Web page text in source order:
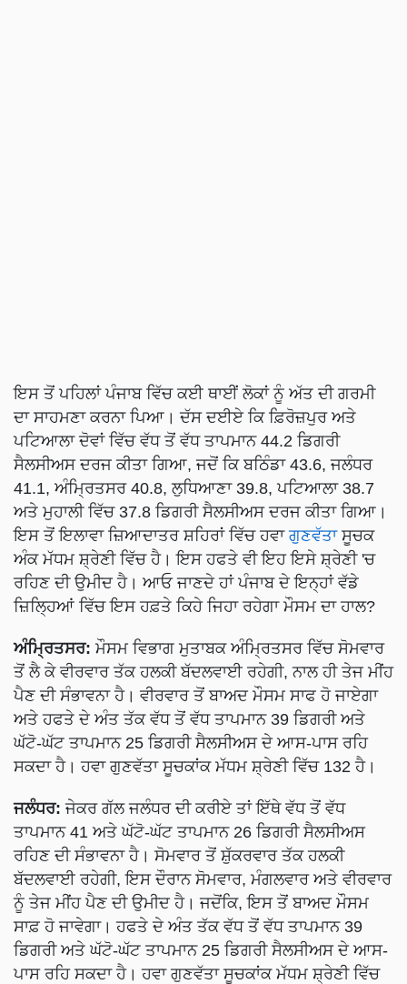
ਇਸ ਤੋਂ ਪਹਿਲਾਂ ਪੰਜਾਬ ਵਿੱਚ ਕਈ ਥਾਈਂ ਲੋਕਾਂ ਨੂੰ ਅੱਤ ਦੀ ਗਰਮੀ
ਦਾ ਸਾਹਮਣਾ ਕਰਨਾ ਪਿਆ। ਦੱਸ ਦਈਏ ਕਿ ਫ਼ਿਰੋਜ਼ਪੁਰ ਅਤੇ
ਪਟਿਆਲਾ ਦੋਵਾਂ ਵਿੱਚ ਵੱਧ ਤੋਂ ਵੱਧ ਤਾਪਮਾਨ 44.2 ਡਿਗਰੀ
ਸੈਲਸੀਅਸ ਦਰਜ ਕੀਤਾ ਗਿਆ, ਜਦੋਂ ਕਿ ਬਠਿੰਡਾ 43.6, ਜਲੰਧਰ
41.1, ਅੰਮ੍ਰਿਤਸਰ 40.8, ਲੁਧਿਆਣਾ 39.8, ਪਟਿਆਲਾ 38.7
ਅਤੇ ਮੁਹਾਲੀ ਵਿੱਚ 37.8 ਡਿਗਰੀ ਸੈਲਸੀਅਸ ਦਰਜ ਕੀਤਾ ਗਿਆ।
ਇਸ ਤੋਂ ਇਲਾਵਾ ਜ਼ਿਆਦਾਤਰ ਸ਼ਹਿਰਾਂ ਵਿੱਚ ਹਵਾ ਗੁਣਵੱਤਾਸੂਚਕ
ਅੰਕ ਮੱਧਮ ਸ਼੍ਰੇਣੀ ਵਿੱਚ ਹੈ। ਇਸ ਹਫਤੇ ਵੀ ਇਹ ਇਸੇ ਸ਼੍ਰੇਣੀ 'ਚ
ਰਹਿਣ ਦੀ ਉਮੀਦ ਹੈ। ਆਓ ਜਾਣਦੇ ਹਾਂ ਪੰਜਾਬ ਦੇ ਇਨ੍ਹਾਂ ਵੱਡੇ
ਜ਼ਿਲ੍ਹਿਆਂ ਵਿੱਚ ਇਸ ਹਫ਼ਤੇ ਕਿਹੇ ਜਿਹਾ ਰਹੇਗਾ ਮੌਸਮ ਦਾ ਹਾਲ?
ਅੰਮ੍ਰਿਤਸਰ: ਮੌਸਮ ਵਿਭਾਗ ਮੁਤਾਬਕ ਅੰਮ੍ਰਿਤਸਰ ਵਿੱਚ ਸੋਮਵਾਰ
ਤੋਂ ਲੈ ਕੇ ਵੀਰਵਾਰ ਤੱਕ ਹਲਕੀ ਬੱਦਲਵਾਈ ਰਹੇਗੀ, ਨਾਲ ਹੀ ਤੇਜ ਮੀਂਹ
ਪੈਣ ਦੀ ਸੰਭਾਵਨਾ ਹੈ। ਵੀਰਵਾਰ ਤੋਂ ਬਾਅਦ ਮੌਸਮ ਸਾਫ ਹੋ ਜਾਏਗਾ
ਅਤੇ ਹਫਤੇ ਦੇ ਅੰਤ ਤੱਕ ਵੱਧ ਤੋਂ ਵੱਧ ਤਾਪਮਾਨ 39 ਡਿਗਰੀ ਅਤੇ
ਘੱਟੋ-ਘੱਟ ਤਾਪਮਾਨ 25 ਡਿਗਰੀ ਸੈਲਸੀਅਸ ਦੇ ਆਸ-ਪਾਸ ਰਹਿ
ਸਕਦਾ ਹੈ। ਹਵਾ ਗੁਣਵੱਤਾ ਸੂਚਕਾਂਕ ਮੱਧਮ ਸ਼੍ਰੇਣੀ ਵਿੱਚ 132 ਹੈ।
ਜਲੰਧਰ: ਜੇਕਰ ਗੱਲ ਜਲੰਧਰ ਦੀ ਕਰੀਏ ਤਾਂ ਇੱਥੇ ਵੱਧ ਤੋਂ ਵੱਧ
ਤਾਪਮਾਨ 41 ਅਤੇ ਘੱਟੋ-ਘੱਟ ਤਾਪਮਾਨ 26 ਡਿਗਰੀ ਸੈਲਸੀਅਸ
ਰਹਿਣ ਦੀ ਸੰਭਾਵਨਾ ਹੈ। ਸੋਮਵਾਰ ਤੋਂ ਸ਼ੁੱਕਰਵਾਰ ਤੱਕ ਹਲਕੀ
ਬੱਦਲਵਾਈ ਰਹੇਗੀ, ਇਸ ਦੌਰਾਨ ਸੋਮਵਾਰ, ਮੰਗਲਵਾਰ ਅਤੇ ਵੀਰਵਾਰ
ਨੂੰ ਤੇਜ ਮੀਂਹ ਪੈਣ ਦੀ ਉਮੀਦ ਹੈ। ਜਦੋਂਕਿ, ਇਸ ਤੋਂ ਬਾਅਦ ਮੌਸਮ
ਸਾਫ਼ ਹੋ ਜਾਵੇਗਾ। ਹਫਤੇ ਦੇ ਅੰਤ ਤੱਕ ਵੱਧ ਤੋਂ ਵੱਧ ਤਾਪਮਾਨ 39
ਡਿਗਰੀ ਅਤੇ ਘੱਟੋ-ਘੱਟ ਤਾਪਮਾਨ 25 ਡਿਗਰੀ ਸੈਲਸੀਅਸ ਦੇ ਆਸ-
ਪਾਸ ਰਹਿ ਸਕਦਾ ਹੈ। ਹਵਾ ਗੁਣਵੱਤਾ ਸੂਚਕਾਂਕ ਮੱਧਮ ਸ਼੍ਰੇਣੀ ਵਿੱਚ